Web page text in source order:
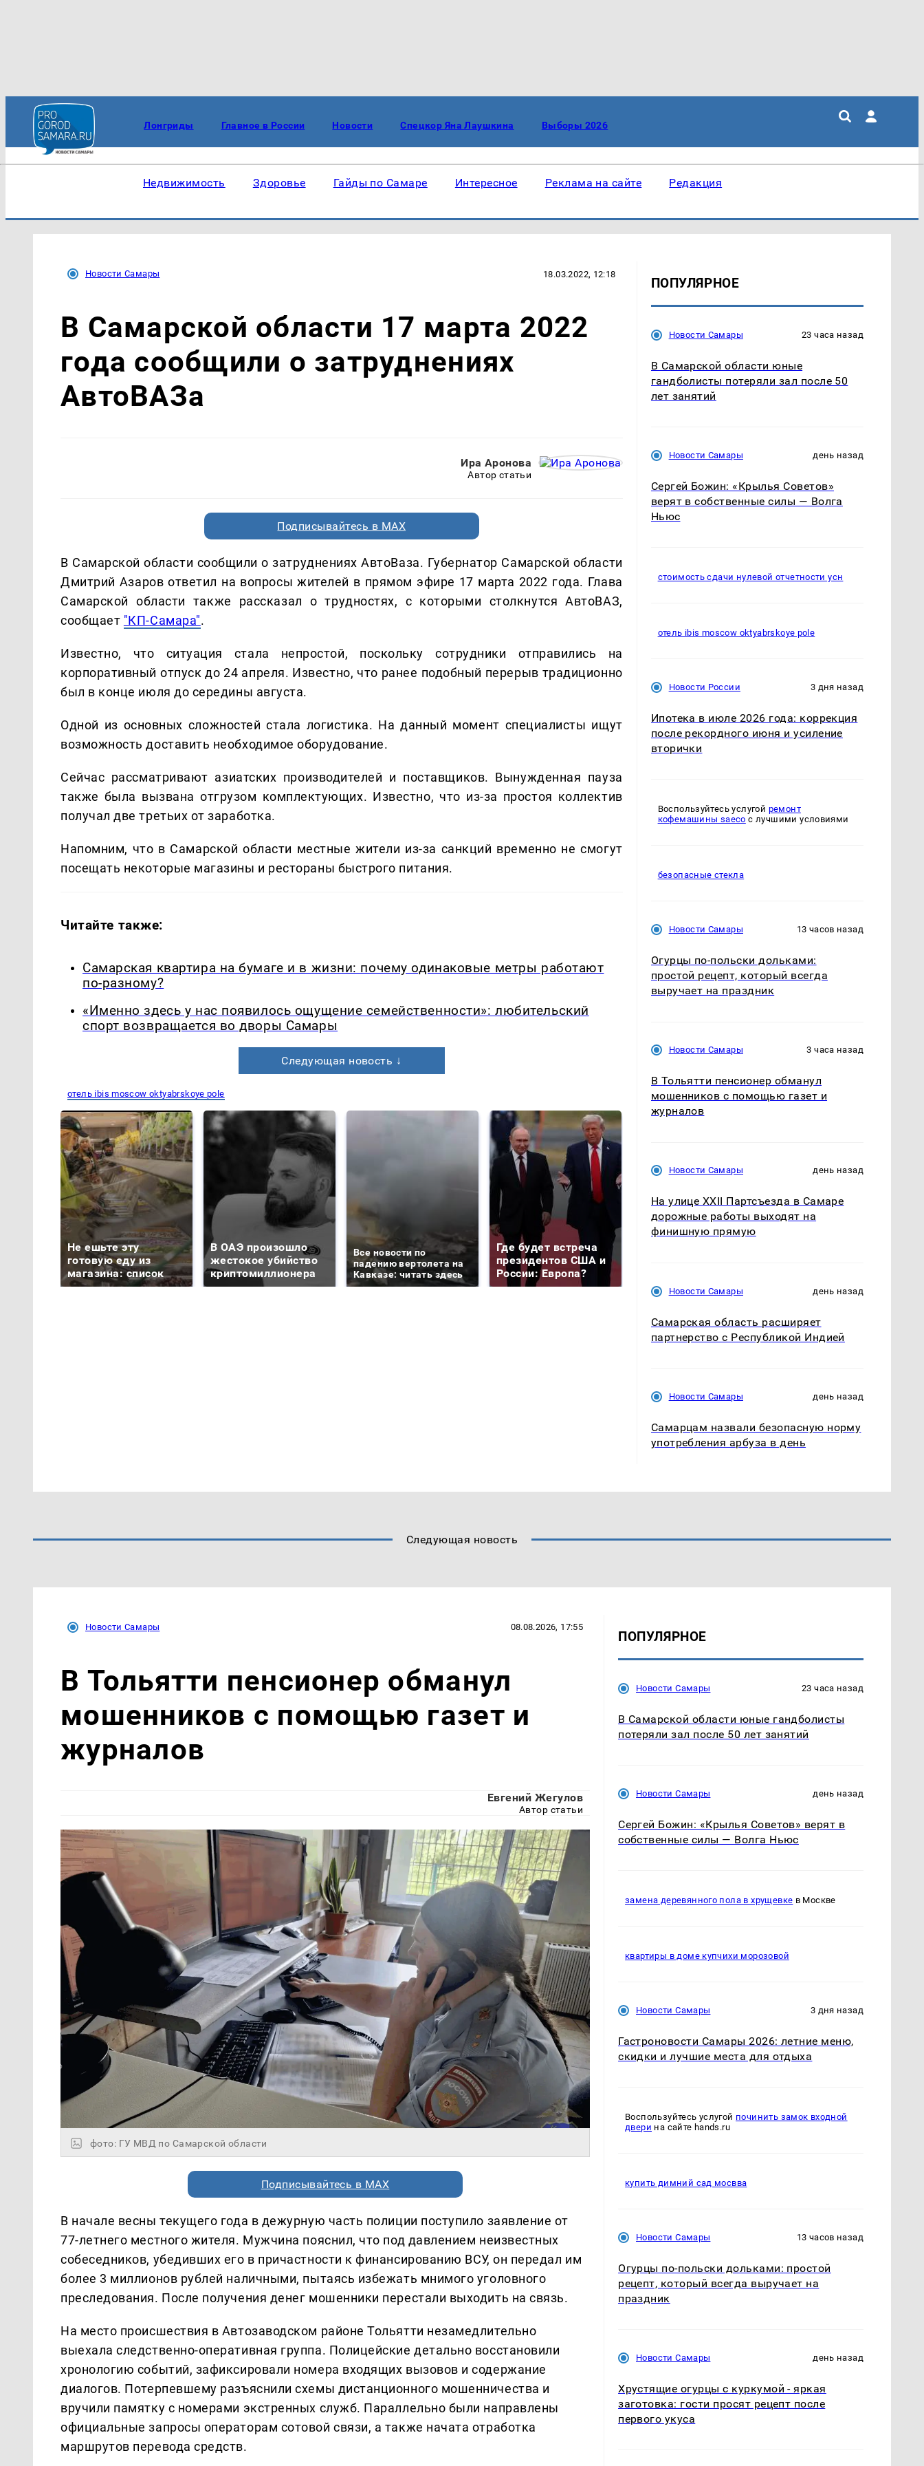
Лонгриды Главное в России Новости Спецкор Яна Лаушкина Выборы 2026
Недвижимость Здоровье Гайды по Самаре Интересное Реклама на сайте Редакция
Новости Самары 18.03.2022, 12:18
В Самарской области 17 марта 2022
года сообщили о затруднениях
АвтоВАЗа
Ира Аронова
Автор статьи
Подписывайтесь в MAX
В Самарской области сообщили о затруднениях АвтоВаза. Губернатор Самарской области
Дмитрий Азаров ответил на вопросы жителей в прямом эфире 17 марта 2022 года. Глава
Самарской области также рассказал о трудностях, с которыми столкнутся АвтоВАЗ,
сообщает "КП-Самара".
Известно, что ситуация стала непростой, поскольку сотрудники отправились на
корпоративный отпуск до 24 апреля. Известно, что ранее подобный перерыв традиционно
был в конце июля до середины августа.
Одной из основных сложностей стала логистика. На данный момент специалисты ищут
возможность доставить необходимое оборудование.
Сейчас рассматривают азиатских производителей и поставщиков. Вынужденная пауза
также была вызвана отгрузом комплектующих. Известно, что из-за простоя коллектив
получал две третьих от заработка.
Напомним, что в Самарской области местные жители из-за санкций временно не смогут
посещать некоторые магазины и рестораны быстрого питания.
Читайте также:
Самарская квартира на бумаге и в жизни: почему одинаковые метры работают
по-разному?
«Именно здесь у нас появилось ощущение семейственности»: любительский
спорт возвращается во дворы Самары
Следующая новость ↓
отель ibis moscow oktyabrskoye pole
Не ешьте эту
готовую еду из
магазина: список
В ОАЭ произошло
жестокое убийство
криптомиллионера
Все новости по
падению вертолета на
Кавказе: читать здесь
Где будет встреча
президентов США и
России: Европа?
ПОПУЛЯРНОЕ
Новости Самары 23 часа назад
В Самарской области юные
гандболисты потеряли зал после 50
лет занятий
Новости Самары день назад
Сергей Божин: «Крылья Советов»
верят в собственные силы — Волга
Ньюс
стоимость сдачи нулевой отчетности усн
отель ibis moscow oktyabrskoye pole
Новости России 3 дня назад
Ипотека в июле 2026 года: коррекция
после рекордного июня и усиление
вторички
Воспользуйтесь услугой ремонт
кофемашины saeco с лучшими условиями
безопасные стекла
Новости Самары 13 часов назад
Огурцы по‑польски дольками:
простой рецепт, который всегда
выручает на праздник
Новости Самары 3 часа назад
В Тольятти пенсионер обманул
мошенников с помощью газет и
журналов
Новости Самары день назад
На улице XXII Партсъезда в Самаре
дорожные работы выходят на
финишную прямую
Новости Самары день назад
Самарская область расширяет
партнерство с Республикой Индией
Новости Самары день назад
Самарцам назвали безопасную норму
употребления арбуза в день
Следующая новость
Новости Самары 08.08.2026, 17:55
В Тольятти пенсионер обманул
мошенников с помощью газет и
журналов
Евгений Жегулов
Автор статьи
фото: ГУ МВД по Самарской области
Подписывайтесь в MAX
В начале весны текущего года в дежурную часть полиции поступило заявление от
77-летнего местного жителя. Мужчина пояснил, что под давлением неизвестных
собеседников, убедивших его в причастности к финансированию ВСУ, он передал им
более 3 миллионов рублей наличными, пытаясь избежать мнимого уголовного
преследования. После получения денег мошенники перестали выходить на связь.
На место происшествия в Автозаводском районе Тольятти незамедлительно
выехала следственно-оперативная группа. Полицейские детально восстановили
хронологию событий, зафиксировали номера входящих вызовов и содержание
диалогов. Потерпевшему разъяснили схемы дистанционного мошенничества и
вручили памятку с номерами экстренных служб. Параллельно были направлены
официальные запросы операторам сотовой связи, а также начата отработка
маршрутов перевода средств.
ПОПУЛЯРНОЕ
Новости Самары 23 часа назад
В Самарской области юные гандболисты
потеряли зал после 50 лет занятий
Новости Самары день назад
Сергей Божин: «Крылья Советов» верят в
собственные силы — Волга Ньюс
замена деревянного пола в хрущевке в Москве
квартиры в доме купчихи морозовой
Новости Самары 3 дня назад
Гастроновости Самары 2026: летние меню,
скидки и лучшие места для отдыха
Воспользуйтесь услугой починить замок входной
двери на сайте hands.ru
купить димний сад мосвва
Новости Самары 13 часов назад
Огурцы по‑польски дольками: простой
рецепт, который всегда выручает на
праздник
Новости Самары день назад
Хрустящие огурцы с куркумой - яркая
заготовка: гости просят рецепт после
первого укуса